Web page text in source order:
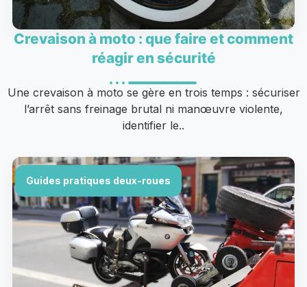
Crevaison à moto : que faire et comment
réagir en sécurité
Une crevaison à moto se gère en trois temps : sécuriser
l’arrêt sans freinage brutal ni manœuvre violente,
identifier le..
Guides pratiques deux-roues